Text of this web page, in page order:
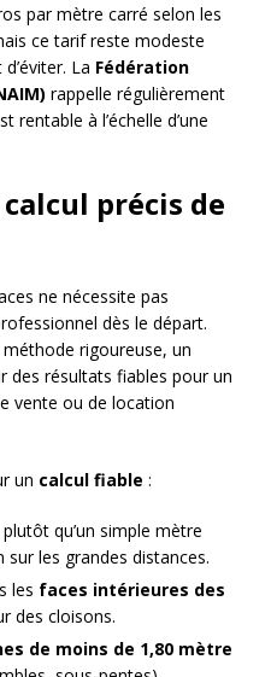
par mètre carré selon les
ce tarif reste modeste
La Fédération
rappelle régulièrement
rentable à l’échelle d’une
précis de
ne nécessite pas
dès le départ.
rigoureuse, un
résultats fiables pour un
vente ou de location
un calcul fiable :
plutôt qu’un simple mètre
les grandes distances.
les faces intérieures des
des cloisons.
de moins de 1,80 mètre